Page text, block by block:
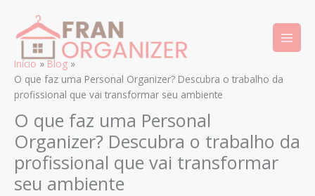
conteúdo
Início
Blog
O que faz uma Personal Organizer? Descubra o trabalho da
profissional que vai transformar seu ambiente
O que faz uma Personal
Organizer? Descubra o trabalho da
profissional que vai transformar
seu ambiente